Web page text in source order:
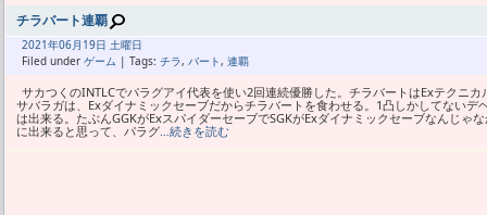
チラバート連覇
2021年06月 19日 土曜日
Filed under ゲーム | Tags: チラ, バート, 連覇
サカつくのINTLCでパラグアイ代表を使い2回連続優勝した。チラバートはExテクニ
サバラガは、Exダイナミックセーブだからチラバートを食わせる。1凸しかしてない
は出来る。たぶんGGKがExスパイダーセーブでSGKがExダイナミックセーブなんじゃ
に出来ると思って、パラグ…続きを読む